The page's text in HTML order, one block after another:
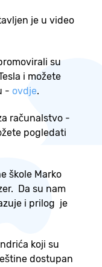
je u video
su
i možete
- ovdje.
računalstvo -
pogledati
škole Marko
Da su nam
i prilog je
koji su
dostupan